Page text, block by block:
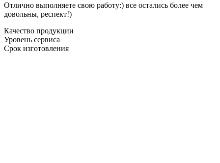
Отлично выполняете свою работу:) все остались более чем
довольны, респект!)
Качество продукции
Уровень сервиса
Срок изготовления